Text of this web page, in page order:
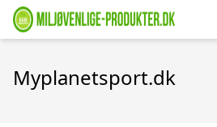
Myplanetsport.dk